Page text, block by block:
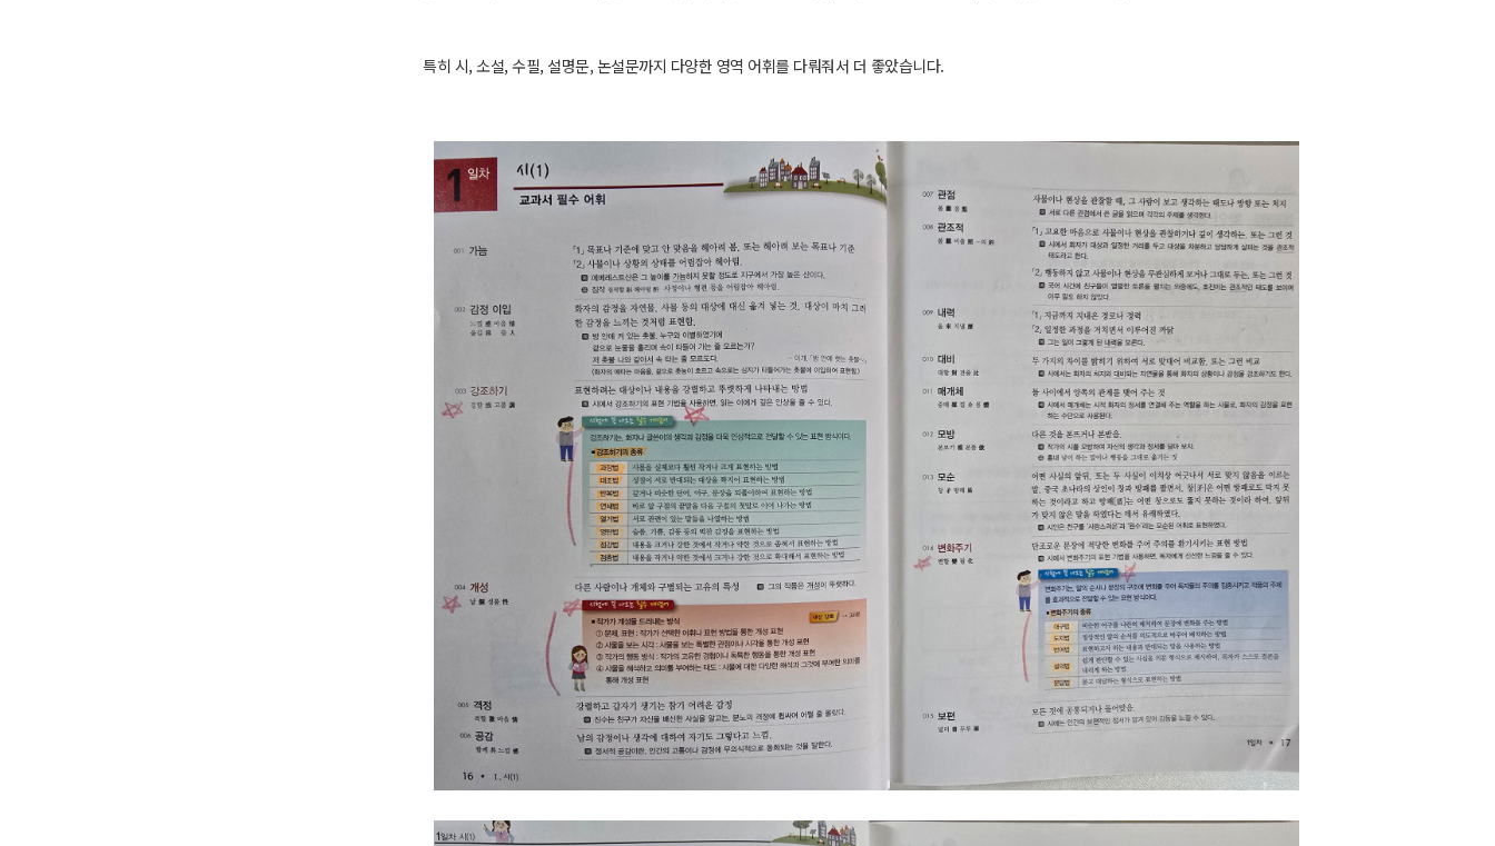
특히 시, 소설, 수필, 설명문, 논설문까지 다양한 영역 어휘를 다뤄줘서 더 좋았습니다.